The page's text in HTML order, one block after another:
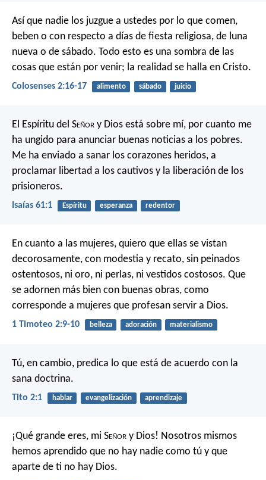
Así que nadie los juzgue a ustedes por lo que comen,
beben o con respecto a días de fiesta religiosa, de luna
nueva o de sábado. Todo esto es una sombra de las
cosas que están por venir; la realidad se halla en Cristo.
Colosenses 2:16-17 alimento sábado juicio
El Espíritu del Señor y Dios está sobre mí, por cuanto me
ha ungido para anunciar buenas noticias a los pobres.
Me ha enviado a sanar los corazones heridos, a
proclamar libertad a los cautivos y la liberación de los
prisioneros.
Isaías 61:1 Espíritu esperanza redentor
En cuanto a las mujeres, quiero que ellas se vistan
decorosamente, con modestia y recato, sin peinados
ostentosos, ni oro, ni perlas, ni vestidos costosos. Que
se adornen más bien con buenas obras, como
corresponde a mujeres que profesan servir a Dios.
1 Timoteo 2:9-10 belleza adoración materialismo
Tú, en cambio, predica lo que está de acuerdo con la
sana doctrina.
Tito 2:1 hablar evangelización aprendizaje
¡Qué grande eres, mi Señor y Dios! Nosotros mismos
hemos aprendido que no hay nadie como tú y que
aparte de ti no hay Dios.